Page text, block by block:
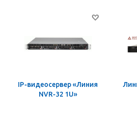
IP-видеосервер «Линия
NVR-32 1U»